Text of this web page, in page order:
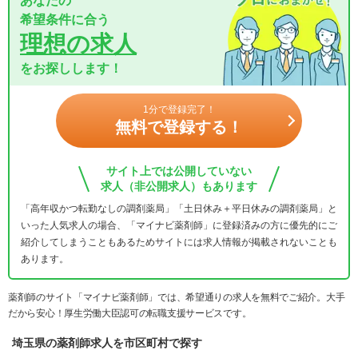
希望条件に合う
理想の求人
をお探しします！
1分で登録完了！
無料で登録する！
サイト上では公開していない
求人（非公開求人）もあります
「高年収かつ転勤なしの調剤薬局」「土日休み＋平日休みの調剤薬局」と
いった人気求人の場合、「マイナビ薬剤師」に登録済みの方に優先的にご
紹介してしまうこともあるためサイトには求人情報が掲載されないことも
あります。
薬剤師のサイト「マイナビ薬剤師」では、希望通りの求人を無料でご紹介。大手
だから安心！厚生労働大臣認可の転職支援サービスです。
埼玉県の薬剤師求人を市区町村で探す